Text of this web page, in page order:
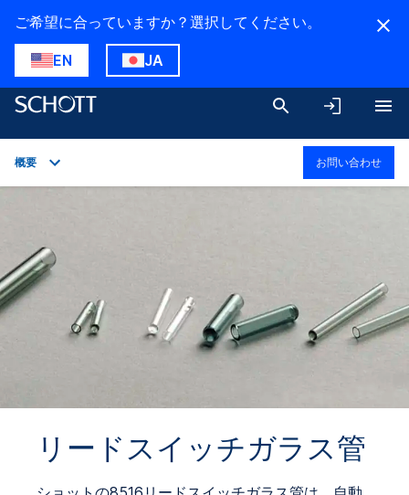
ご希望に合っていますか？選択してください。
EN JA
技術詳細
ダウンロード
概要 お問い合わせ
リードスイッチガラス管